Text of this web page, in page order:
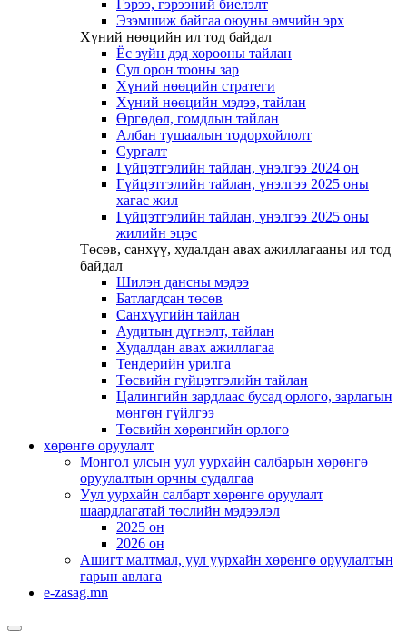
Гэрээ, гэрээний биелэлт
Эзэмшиж байгаа оюуны өмчийн эрх
Хүний нөөцийн ил тод байдал
Ёс зүйн дэд хорооны тайлан
Сул орон тооны зар
Хүний нөөцийн стратеги
Хүний нөөцийн мэдээ, тайлан
Өргөдөл, гомдлын тайлан
Албан тушаалын тодорхойлолт
Сургалт
Гүйцэтгэлийн тайлан, үнэлгээ 2024 он
Гүйцэтгэлийн тайлан, үнэлгээ 2025 оны
хагас жил
Гүйцэтгэлийн тайлан, үнэлгээ 2025 оны
жилийн эцэс
Төсөв, санхүү, худалдан авах ажиллагааны ил тод
байдал
Шилэн дансны мэдээ
Батлагдсан төсөв
Санхүүгийн тайлан
Аудитын дүгнэлт, тайлан
Худалдан авах ажиллагаа
Тендерийн урилга
Төсвийн гүйцэтгэлийн тайлан
Цалингийн зардлаас бусад орлого, зарлагын
мөнгөн гүйлгээ
Төсвийн хөрөнгийн орлого
хөрөнгө оруулалт
Монгол улсын уул уурхайн салбарын хөрөнгө
оруулалтын орчны судалгаа
Уул уурхайн салбарт хөрөнгө оруулалт
шаардлагатай төслийн мэдээлэл
2025 он
2026 он
Ашигт малтмал, уул уурхайн хөрөнгө оруулалтын
гарын авлага
e-zasag.mn